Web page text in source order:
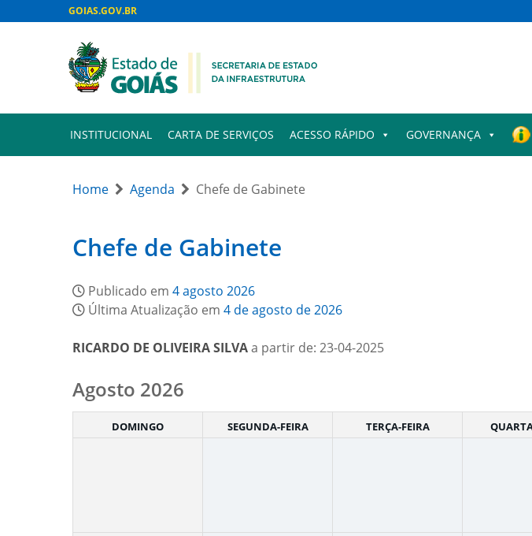
GOIAS.GOV.BR
INSTITUCIONAL CARTA DE SERVIÇOS ACESSO RÁPIDO GOVERNANÇA
Home Agenda Chefe de Gabinete
Chefe de Gabinete
Publicado em 4 agosto 2026
Última Atualização em 4 de agosto de 2026
RICARDO DE OLIVEIRA SILVAa partir de: 23-04-2025
Month
selection
Agosto 2026
DOMINGO SEGUNDA-FEIRA TERÇA-FEIRA